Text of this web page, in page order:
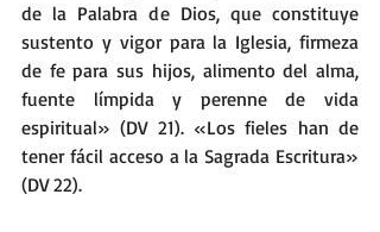
de la Palabra de Dios, que constituye
sustento y vigor para la Iglesia, firmeza
de fe para sus hijos, alimento del alma,
fuente límpida y perenne de vida
espiritual» (DV 21). «Los fieles han de
tener fácil acceso a la Sagrada Escritura»
(DV 22).